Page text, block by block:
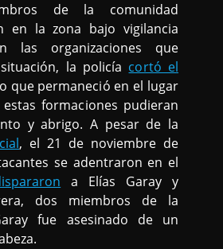
de la comunidad
en la zona bajo vigilancia
las organizaciones que
la policía cortó el
que permaneció en el lugar
formaciones pudieran
y abrigo. A pesar de la
, el 21 de noviembre de
se adentraron en el
a Elías Garay y
dos miembros de la
fue asesinado de un